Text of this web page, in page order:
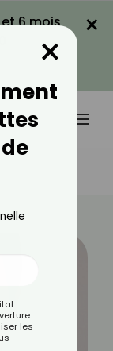
et 6 mois
×
×
les